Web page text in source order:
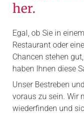
her.
Egal, ob Sie in
Restaurant oder
Chancen stehen
haben Ihnen diese
Unser Bestreben
voraus zu sein. Wir
wiederfinden und